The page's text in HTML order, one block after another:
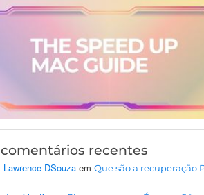
comentários recentes
Lawrence DSouza em Que são a recuperação